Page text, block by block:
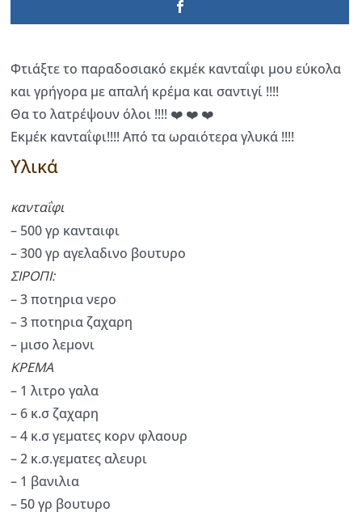
Φτιάξτε το παραδοσιακό εκμέκ κανταΐφι μου εύκολα
και γρήγορα με απαλή κρέμα και σαντιγί !!!!
Θα το λατρέψουν όλοι !!!! ❤️ ❤️ ❤️
Εκμέκ κανταΐφι!!!! Από τα ωραιότερα γλυκά !!!!
Υλικά
κανταΐφι
– 500 γρ κανταιφι
– 300 γρ αγελαδινο βουτυρο
ΣΙΡΟΠΙ:
– 3 ποτηρια νερο
– 3 ποτηρια ζαχαρη
– μισο λεμονι
ΚΡΕΜΑ
– 1 λιτρο γαλα
– 6 κ.σ ζαχαρη
– 4 κ.σ γεματες κορν φλαουρ
– 2 κ.σ.γεματες αλευρι
– 1 βανιλια
– 50 γρ βουτυρο